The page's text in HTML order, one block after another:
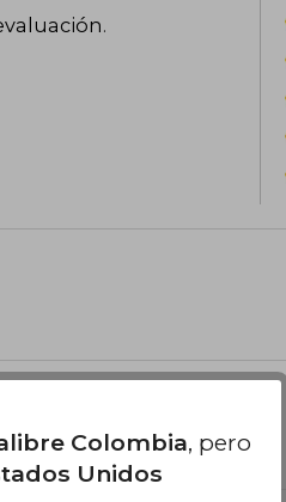
.
Colombia, pero
Unidos